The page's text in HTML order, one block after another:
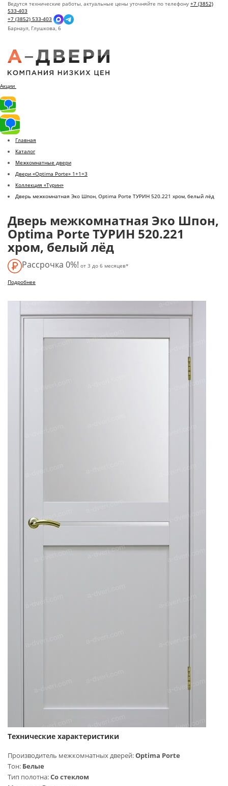
Ведутся технические работы, актуальные цены уточняйте по телефону +7 (3852)
533-403
+7 (3852) 533-403
Барнаул, Глушкова, 6
Акции
Главная
Каталог
Межкомнатные двери
Двери «Optima Porte» 1+1=3
Коллекция «Турин»
Дверь межкомнатная Эко Шпон, Optima Porte ТУРИН 520.221 хром, белый лёд
Дверь межкомнатная Эко Шпон,
Optima Porte ТУРИН 520.221
хром, белый лёд
Рассрочка 0%! от 3 до 6 месяцев*
Подробнее
Технические характеристики
Производитель межкомнатных дверей:Optima Porte
Тон: Белые
Тип полотна:Со стеклом